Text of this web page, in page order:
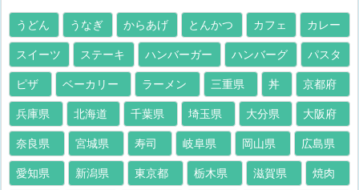
うどん うなぎ からあげ とんかつ カフェ カレー
スイーツ ステーキ ハンバーガー ハンバーグ パスタ
ピザ ベーカリー ラーメン 三重県 丼 京都府
兵庫県 北海道 千葉県 埼玉県 大分県 大阪府
奈良県 宮城県 寿司 岐阜県 岡山県 広島県
愛知県 新潟県 東京都 栃木県 滋賀県 焼肉